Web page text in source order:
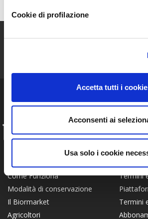
Cookie di profilazione
Accetta tutti i cookie
Acconsenti ai
Usa solo i cookie
ISCRIVITI ALLA
Come Funziona
Modalità di conservazione
Il Biormarket
Agricoltori
INFO
FAQ
Termini
Termini